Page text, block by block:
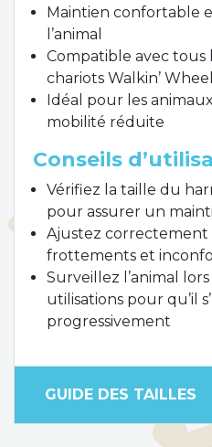
Maintien confortable
l’animal
Compatible avec tous
chariots Walkin’
Idéal pour les
mobilité réduite
Conseils
Vérifiez la taille du
pour assurer un
Ajustez correctement
frottements et
Surveillez l’animal
utilisations pour qu’il
progressivement
GUIDE DES TAILLES